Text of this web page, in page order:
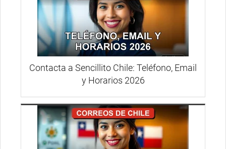
Contacta a Sencillito Chile: Teléfono, Email
y Horarios 2026